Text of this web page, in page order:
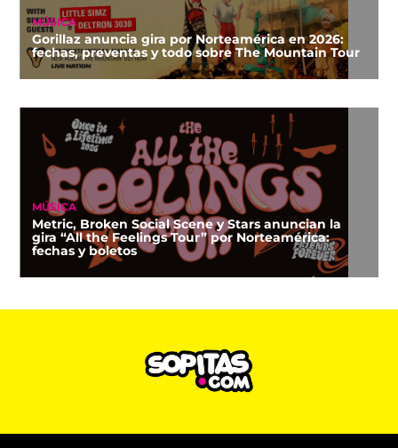
MÚSICA
Gorillaz anuncia gira por Norteamérica en 2026:
fechas, preventas y todo sobre The Mountain Tour
MÚSICA
Metric, Broken Social Scene y Stars anuncian la
gira “All the Feelings Tour” por Norteamérica:
fechas y boletos